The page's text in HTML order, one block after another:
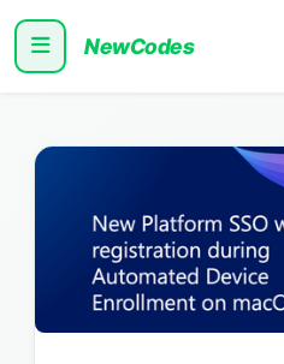
NewCodes